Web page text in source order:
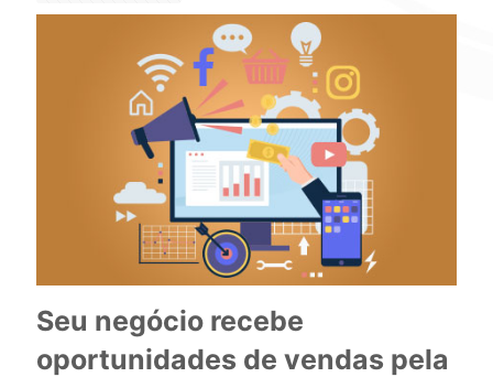
Seu negócio recebe
oportunidades de vendas pela